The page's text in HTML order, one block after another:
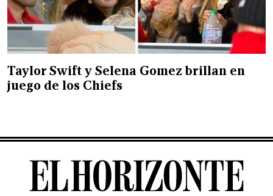
Taylor Swift y Selena Gomez brillan en
juego de los Chiefs